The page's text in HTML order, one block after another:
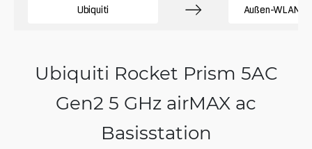
Ubiquiti Außen-WLAN-
Ubiquiti Rocket Prism 5AC
Gen2 5 GHz airMAX ac
Basisstation